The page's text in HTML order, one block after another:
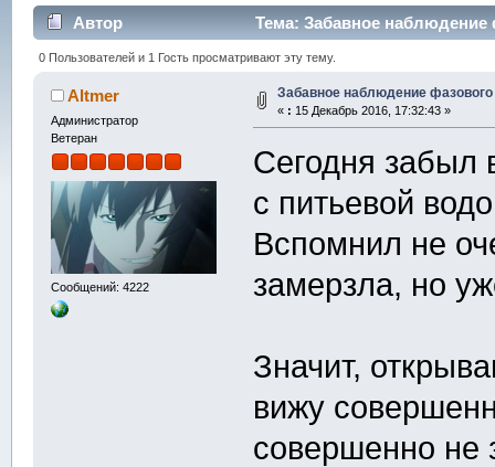
Автор Тема: Забавное наблюдение
0 Пользователей и 1 Гость просматривают эту тему.
Altmer
Администратор
Ветеран
Сообщений: 4222
Забавное наблюдение
« : 15 Декабрь 2016, 17:32:43 »
Сегодня забыл
с питьевой
Вспомнил не
замерзла, но
Значит,
вижу
совершенно не